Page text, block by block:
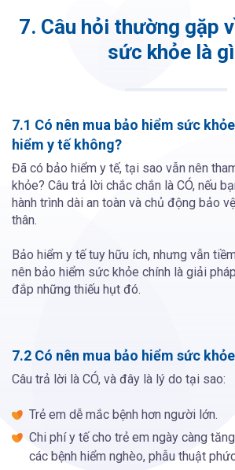
7. Câu hỏi thường gặp
sức khỏe là
7.1 Có nên mua bảo hiểm sức
hiểm y tế không?
Đã có bảo hiểm y tế, tại sao vẫn nên
khỏe? Câu trả lời chắc chắn là CÓ, nếu
hành trình dài an toàn và chủ động bảo
thân.
Bảo hiểm y tế tuy hữu ích, nhưng vẫn
nên bảo hiểm sức khỏe chính là giải
đắp những thiếu hụt đó.
7.2 Có nên mua bảo hiểm sức
Câu trả lời là CÓ, và đây là lý do tại sao:
Trẻ em dễ mắc bệnh hơn người lớn.
Chi phí y tế cho trẻ em ngày càng
các bệnh hiểm nghèo, phẫu thuật